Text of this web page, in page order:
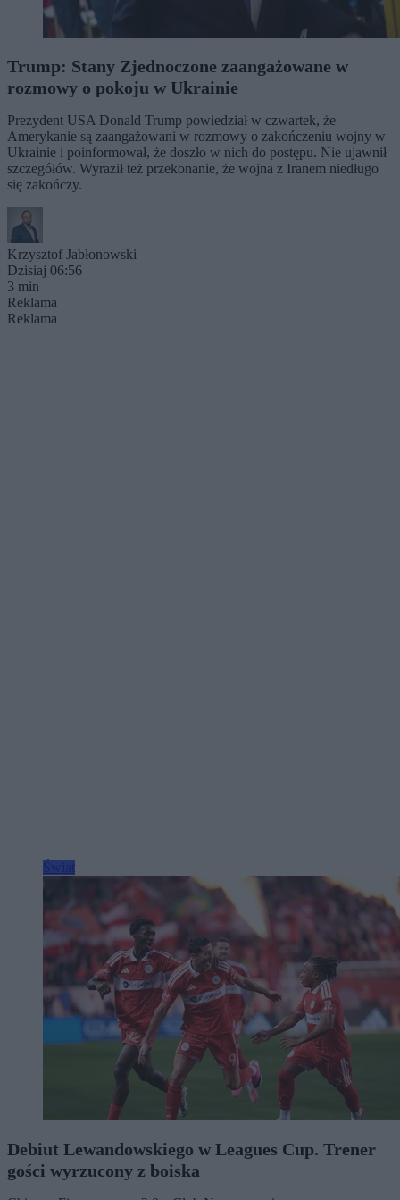
Trump: Stany Zjednoczone zaangażowane w
rozmowy o pokoju w Ukrainie
Prezydent USA Donald Trump powiedział w czwartek, że
Amerykanie są zaangażowani w rozmowy o zakończeniu wojny w
Ukrainie i poinformował, że doszło w nich do postępu. Nie ujawnił
szczegółów. Wyraził też przekonanie, że wojna z Iranem niedługo
się zakończy.
Krzysztof Jabłonowski
Dzisiaj 06:56
3 min
Reklama
Reklama
Debiut Lewandowskiego w Leagues Cup. Trener
gości wyrzucony z boiska